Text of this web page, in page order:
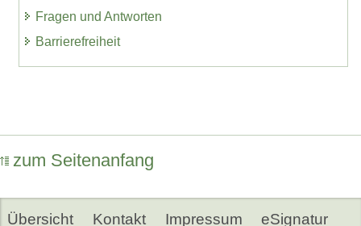
Fragen und Antworten
Barrierefreiheit
zum Seitenanfang
Übersicht Kontakt Impressum eSignatur